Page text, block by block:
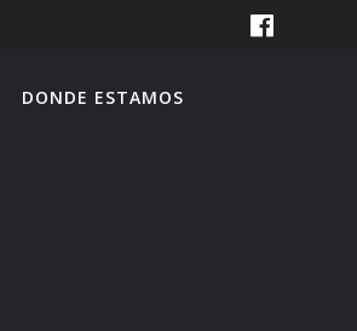
DONDE ESTAMOS